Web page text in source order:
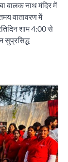
बालक नाथ मंदिर में
वातावरण में
शाम 4:00 से
सुप्रसिद्ध
की ओर भारत
मंडपम में होगा